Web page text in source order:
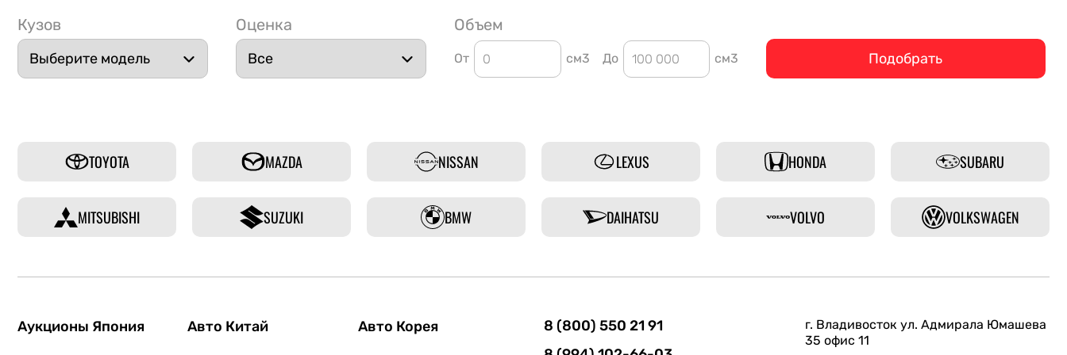
Кузов Оценка Объем
От см3 До см3 Подобрать
TOYOTA MAZDA NISSAN LEXUS HONDA SUBARU
MITSUBISHI SUZUKI BMW DAIHATSU VOLVO VOLKSWAGEN
Аукционы Япония Авто Китай Авто Корея
8 (800) 550 21 91
г. Владивосток ул. Адмирала Юмашева
35 офис 11